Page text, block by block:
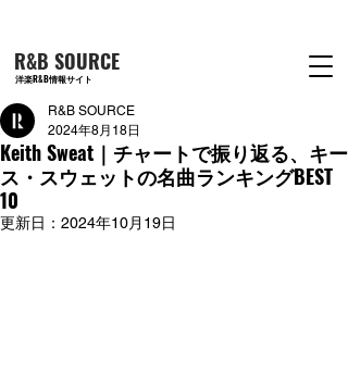
R&B SOURCE
洋楽R&B情報サイト
Keith Sweat｜チャートで振り返る、キー
ス・スウェットの名曲ランキングBEST
10
R&B SOURCE
2024年8月18日
更新日： 2024年10月19日